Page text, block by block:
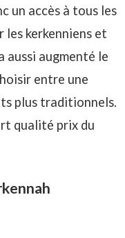
un accès à tous les
les kerkenniens et
aussi augmenté le
entre une
plus traditionnels.
qualité prix du